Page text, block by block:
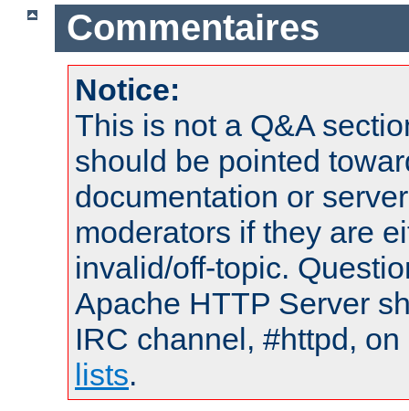
Commentaires
Notice:
This is not a Q&A
should be pointed
documentation or
moderators if they are
invalid/off-topic.
Apache HTTP Server
IRC channel, #httpd,
lists.